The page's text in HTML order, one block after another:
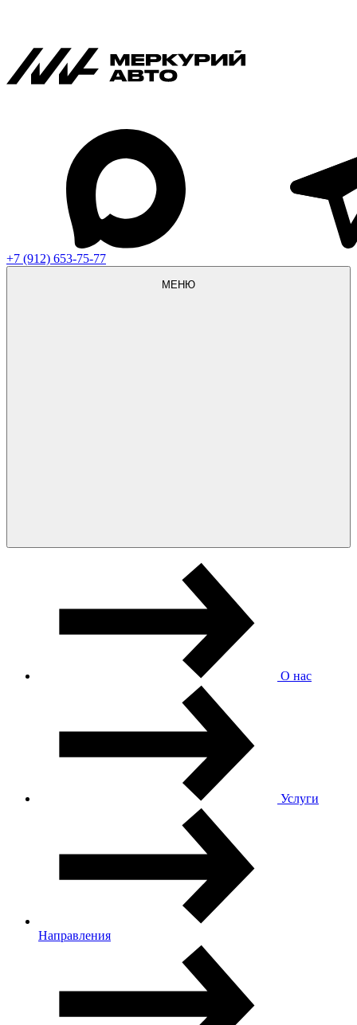
+7 (912) 653-75-77
МЕНЮ
О нас
Услуги
Направления